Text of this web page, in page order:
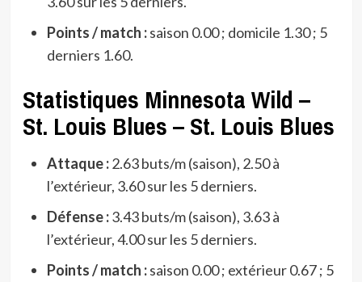
Points / match :saison 0.00 ; domicile 1.30 ; 5
derniers 1.60.
Statistiques Minnesota Wild –
St. Louis Blues – St. Louis Blues
Attaque :2.63 buts/m (saison), 2.50 à
l’extérieur, 3.60 sur les 5 derniers.
Défense :3.43 buts/m (saison), 3.63 à
l’extérieur, 4.00 sur les 5 derniers.
Points / match :saison 0.00 ; extérieur 0.67 ; 5